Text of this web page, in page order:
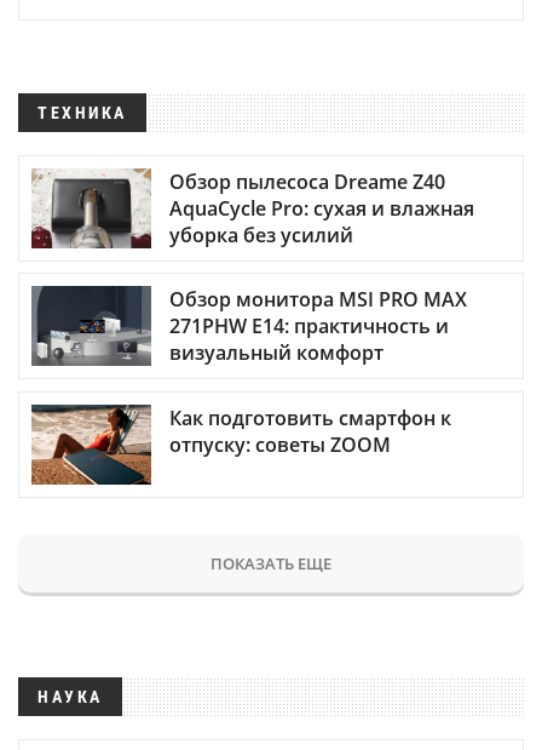
ТЕХНИКА
Обзор пылесоса Dreame Z40
AquaCycle Pro: сухая и влажная
уборка без усилий
Обзор монитора MSI PRO MAX
271PHW E14: практичность и
визуальный комфорт
Как подготовить смартфон к
отпуску: советы ZOOM
ПОКАЗАТЬ ЕЩЕ
НАУКА